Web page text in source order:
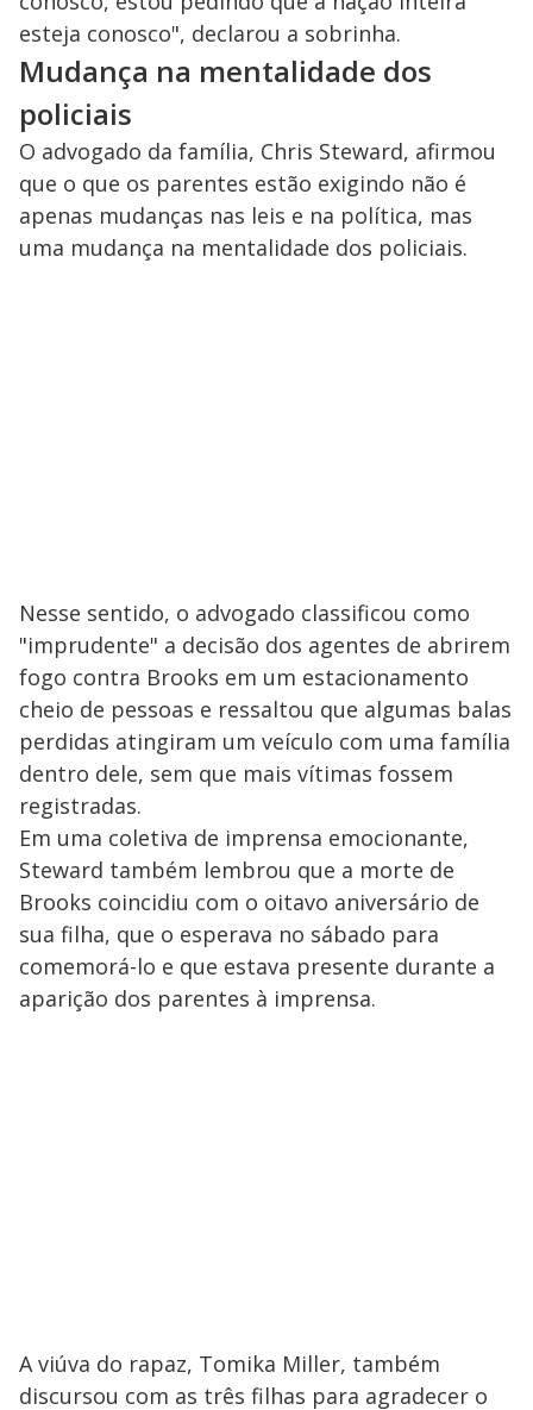
esteja conosco", declarou a sobrinha.
Mudança na mentalidade dos
policiais
O advogado da família, Chris Steward, afirmou
que o que os parentes estão exigindo não é
apenas mudanças nas leis e na política, mas
uma mudança na mentalidade dos policiais.
Nesse sentido, o advogado classificou como
"imprudente" a decisão dos agentes de abrirem
fogo contra Brooks em um estacionamento
cheio de pessoas e ressaltou que algumas balas
perdidas atingiram um veículo com uma família
dentro dele, sem que mais vítimas fossem
registradas.
Em uma coletiva de imprensa emocionante,
Steward também lembrou que a morte de
Brooks coincidiu com o oitavo aniversário de
sua filha, que o esperava no sábado para
comemorá-lo e que estava presente durante a
aparição dos parentes à imprensa.
A viúva do rapaz, Tomika Miller, também
discursou com as três filhas para agradecer o